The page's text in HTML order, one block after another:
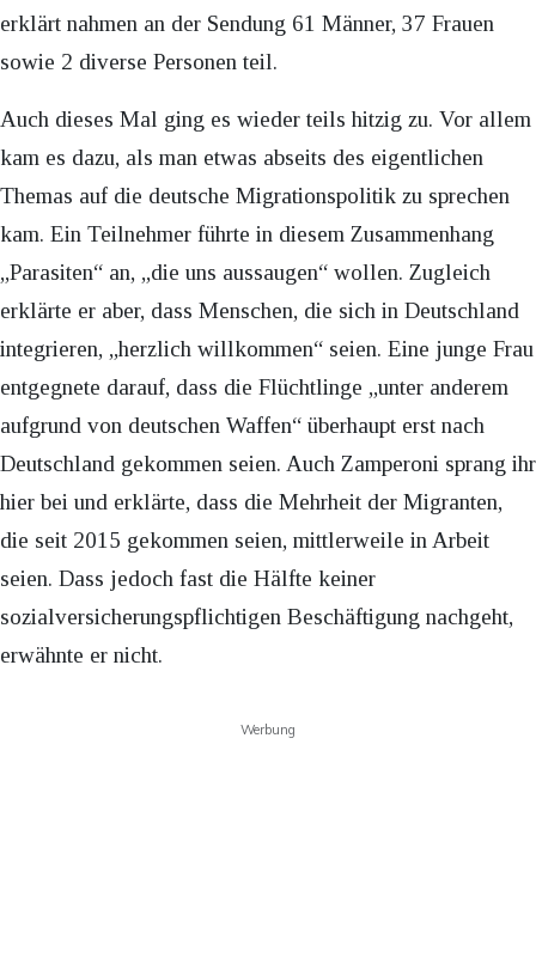
erklärt nahmen an der Sendung 61 Männer, 37 Frauen
sowie 2 diverse Personen teil.
Auch dieses Mal ging es wieder teils hitzig zu. Vor allem
kam es dazu, als man etwas abseits des eigentlichen
Themas auf die deutsche Migrationspolitik zu sprechen
kam. Ein Teilnehmer führte in diesem Zusammenhang
„Parasiten“ an, „die uns aussaugen“ wollen. Zugleich
erklärte er aber, dass Menschen, die sich in Deutschland
integrieren, „herzlich willkommen“ seien. Eine junge Frau
entgegnete darauf, dass die Flüchtlinge „unter anderem
aufgrund von deutschen Waffen“ überhaupt erst nach
Deutschland gekommen seien. Auch Zamperoni sprang ihr
hier bei und erklärte, dass die Mehrheit der Migranten,
die seit 2015 gekommen seien, mittlerweile in Arbeit
seien. Dass jedoch fast die Hälfte keiner
sozialversicherungspflichtigen Beschäftigung nachgeht,
erwähnte er nicht.
Werbung